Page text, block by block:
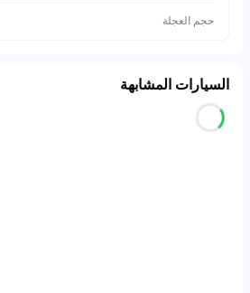
حجم العجلة
السيارات المشابهة